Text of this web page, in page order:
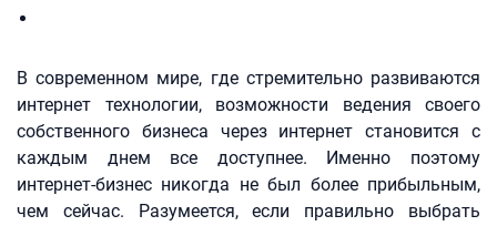
В современном мире, где стремительно развиваются
интернет технологии, возможности ведения своего
собственного бизнеса через интернет становится с
каждым днем все доступнее. Именно поэтому
интернет-бизнес никогда не был более прибыльным,
чем сейчас. Разумеется, если правильно выбрать